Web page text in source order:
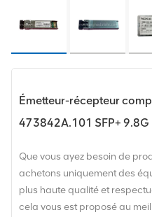
Émetteur-récepteur
473842A.101 SFP+ 9.8G
Que vous ayez besoin de
achetons uniquement des
plus haute qualité et
cela vous est proposé au